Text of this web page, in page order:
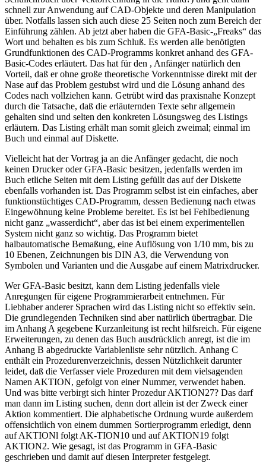
schnell zur Anwendung auf CAD-Objekte und deren Manipulation
über. Notfalls lassen sich auch diese 25 Seiten noch zum Bereich der
Einführung zählen. Ab jetzt aber haben die GFA-Basic-„Freaks“ das
Wort und behalten es bis zum Schluß. Es werden alle benötigten
Grundfunktionen des CAD-Programms konkret anhand des GFA-
Basic-Codes erläutert. Das hat für den , Anfänger natürlich den
Vorteil, daß er ohne große theoretische Vorkenntnisse direkt mit der
Nase auf das Problem gestubst wird und die Lösung anhand des
Codes nach vollziehen kann. Getrübt wird das praxisnahe Konzept
durch die Tatsache, daß die erläuternden Texte sehr allgemein
gehalten sind und selten den konkreten Lösungsweg des Listings
erläutern. Das Listing erhält man somit gleich zweimal; einmal im
Buch und einmal auf Diskette.
Vielleicht hat der Vortrag ja an die Anfänger gedacht, die noch
keinen Drucker oder GFA-Basic besitzen, jedenfalls werden im
Buch etliche Seiten mit dem Listing gefüllt das auf der Diskette
ebenfalls vorhanden ist. Das Programm selbst ist ein einfaches, aber
funktionstüchtiges CAD-Programm, dessen Bedienung nach etwas
Eingewöhnung keine Probleme bereitet. Es ist bei Fehlbedienung
nicht ganz „wasserdicht“, aber das ist bei einem experimentellen
System nicht ganz so wichtig. Das Programm bietet
halbautomatische Bemaßung, eine Auflösung von 1/10 mm, bis zu
10 Ebenen, Zeichnungen bis DIN A3, die Verwendung von
Symbolen und Varianten und die Ausgabe auf einem Matrixdrucker.
Wer GFA-Basic besitzt, kann dem Listing jedenfalls viele
Anregungen für eigene Programmierarbeit entnehmen. Für
Liebhaber anderer Sprachen wird das Listing nicht so effektiv sein.
Die grundlegenden Techniken sind aber natürlich übertragbar. Die
im Anhang A gegebene Kurzanleitung ist recht hilfsreich. Für eigene
Erweiterungen, zu denen das Buch ausdrücklich anregt, ist die im
Anhang B abgedruckte Variablenliste sehr nützlich. Anhang C
enthält ein Prozedurenverzeichnis, dessen Nützlichkeit darunter
leidet, daß die Verfasser viele Prozeduren mit dem vielsagenden
Namen AKTION, gefolgt von einer Nummer, verwendet haben.
Und was bitte verbirgt sich hinter Prozedur AKTION27? Das darf
man dann im Listing suchen, denn dort allein ist der Zweck einer
Aktion kommentiert. Die alphabetische Ordnung wurde außerdem
offensichtlich von einem dummen Sortierprogramm erledigt, denn
auf AKTIONl folgt AK-TION10 und auf AKTION19 folgt
AKTION2. Wie gesagt, ist das Programm in GFA-Basic
geschrieben und damit auf diesen Interpreter festgelegt.